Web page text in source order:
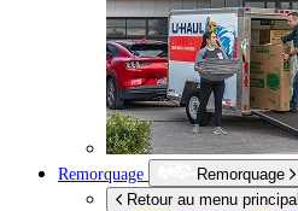
Remorquage
Remorquage
Retour au menu principal